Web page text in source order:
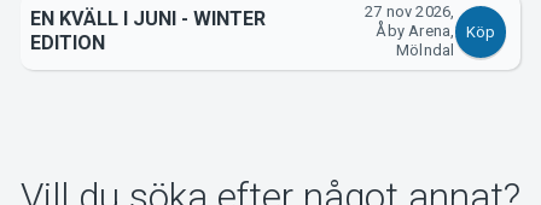
EN KVÄLL I JUNI - WINTER
EDITION
27 nov 2026,
Åby Arena,
Mölndal
Köp